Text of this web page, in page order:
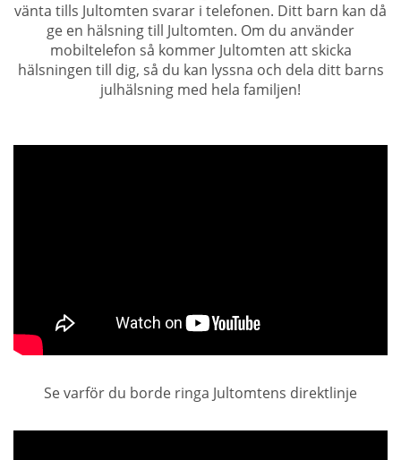
vänta tills Jultomten svarar i telefonen. Ditt barn kan då
ge en hälsning till Jultomten. Om du använder
mobiltelefon så kommer Jultomten att skicka
hälsningen till dig, så du kan lyssna och dela ditt barns
julhälsning med hela familjen!
Se varför du borde ringa Jultomtens direktlinje